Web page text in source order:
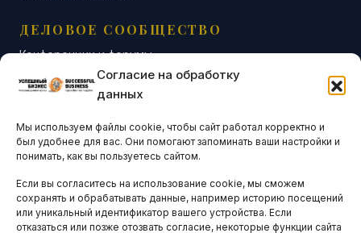
Согласие на обработку
данных
Мы используем файлы cookie, чтобы сайт работал корректно и
был удобнее для вас. Они помогают запоминать ваши настройки и
понимать, как вы пользуетесь сайтом.
Если вы согласитесь на использование cookie, мы сможем
сохранять и обрабатывать данные, например историю посещений
или уникальный идентификатор вашего устройства. Если
отказаться или позже отозвать согласие, некоторые функции сайта
ДЕЛОВОЕ СООБЩЕСТВО
Конференции и форумы
Бизнес-клубы и ассоциации
Остальные новости
АНАЛИТИКА И СТАТИСТИКА
ARTICLES IN ENGLISH